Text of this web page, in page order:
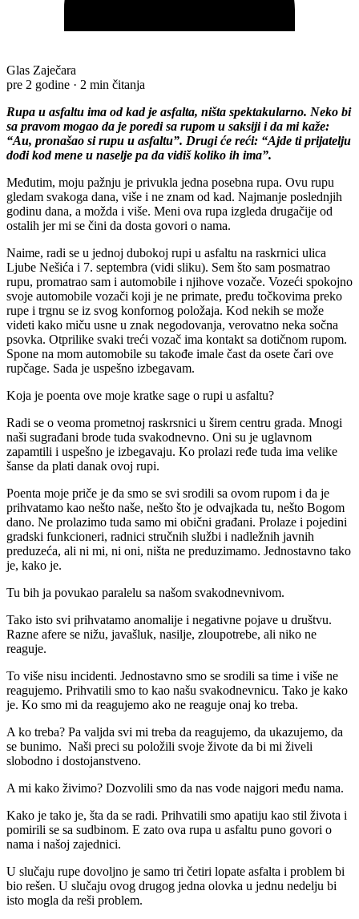
Glas Zaječara
pre 2 godine · 2 min čitanja
Rupa u asfaltu ima od kad je asfalta, ništa spektakularno. Neko bi
sa pravom mogao da je poredi sa rupom u saksiji i da mi kaže:
“Au, pronašao si rupu u asfaltu”. Drugi će reći: “Ajde ti prijatelju
dođi kod mene u naselje pa da vidiš koliko ih ima”.
Međutim, moju pažnju je privukla jedna posebna rupa. Ovu rupu
gledam svakoga dana, više i ne znam od kad. Najmanje poslednjih
godinu dana, a možda i više. Meni ova rupa izgleda drugačije od
ostalih jer mi se čini da dosta govori o nama.
Naime, radi se u jednoj dubokoj rupi u asfaltu na raskrnici ulica
Ljube Nešića i 7. septembra (vidi sliku). Sem što sam posmatrao
rupu, promatrao sam i automobile i njihove vozače. Vozeći spokojno
svoje automobile vozači koji je ne primate, pređu točkovima preko
rupe i trgnu se iz svog konfornog položaja. Kod nekih se može
videti kako miču usne u znak negodovanja, verovatno neka sočna
psovka. Otprilike svaki treći vozač ima kontakt sa dotičnom rupom.
Spone na mom automobile su takođe imale čast da osete čari ove
rupčage. Sada je uspešno izbegavam.
Koja je poenta ove moje kratke sage o rupi u asfaltu?
Radi se o veoma prometnoj raskrsnici u širem centru grada. Mnogi
naši sugrađani brode tuda svakodnevno. Oni su je uglavnom
zapamtili i uspešno je izbegavaju. Ko prolazi ređe tuda ima velike
šanse da plati danak ovoj rupi.
Poenta moje priče je da smo se svi srodili sa ovom rupom i da je
prihvatamo kao nešto naše, nešto što je odvajkada tu, nešto Bogom
dano. Ne prolazimo tuda samo mi obični građani. Prolaze i pojedini
gradski funkcioneri, radnici stručnih službi i nadležnih javnih
preduzeća, ali ni mi, ni oni, ništa ne preduzimamo. Jednostavno tako
je, kako je.
Tu bih ja povukao paralelu sa našom svakodnevnivom.
Tako isto svi prihvatamo anomalije i negativne pojave u društvu.
Razne afere se nižu, javašluk, nasilje, zloupotrebe, ali niko ne
reaguje.
To više nisu incidenti. Jednostavno smo se srodili sa time i više ne
reagujemo. Prihvatili smo to kao našu svakodnevnicu. Tako je kako
je. Ko smo mi da reagujemo ako ne reaguje onaj ko treba.
A ko treba? Pa valjda svi mi treba da reagujemo, da ukazujemo, da
se bunimo. Naši preci su položili svoje živote da bi mi živeli
slobodno i dostojanstveno.
A mi kako živimo? Dozvolili smo da nas vode najgori među nama.
Kako je tako je, šta da se radi. Prihvatili smo apatiju kao stil života i
pomirili se sa sudbinom. E zato ova rupa u asfaltu puno govori o
nama i našoj zajednici.
U slučaju rupe dovoljno je samo tri četiri lopate asfalta i problem bi
bio rešen. U slučaju ovog drugog jedna olovka u jednu nedelju bi
isto mogla da reši problem.